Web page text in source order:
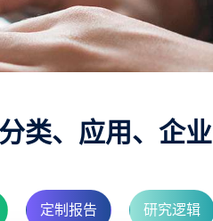
类、应用、企业
定制报告 研究逻辑